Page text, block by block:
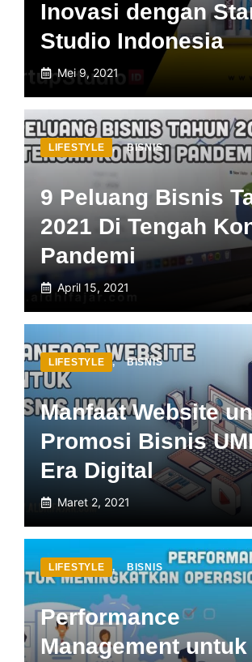
Inovasi dengan
Studio Indonesia
Mei 9, 2021
LIFESTYLE , BISNIS
9 Peluang Bisnis
2021 Di Tengah
Pandemi
April 15, 2021
LIFESTYLE , BISNIS
Manfaat Website
Promosi Bisnis
Era Digital
Maret 2, 2021
LIFESTYLE , BISNIS
Performance
Management untuk